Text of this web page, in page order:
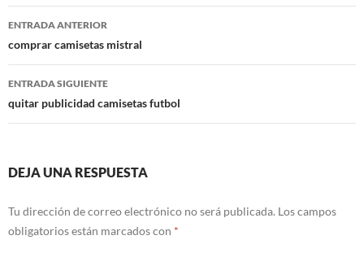
Navegación
de
entradas
ENTRADA ANTERIOR
comprar camisetas mistral
ENTRADA SIGUIENTE
quitar publicidad camisetas futbol
DEJA UNA RESPUESTA
Tu dirección de correo electrónico no será publicada. Los campos
obligatorios están marcados con *